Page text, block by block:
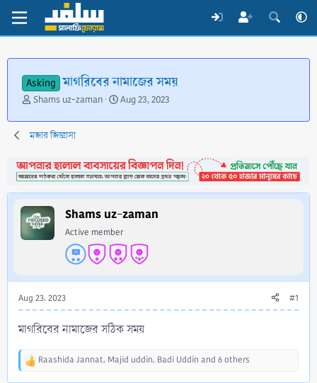
Asking মাগরিবের নামাজের সময়
T
r
e
d
s
t
a
r
t
Shams uz-zaman
S
a
d
a
t
Aug 23, 2023
মজার জিজ্ঞাসা
Shams uz-zaman
Active member
Aug 23, 2023 #1
মাগরিবের নামাজের সঠিক সময়
R
Raashida Jannat, Majid uddin, Badi Uddin and 6 others